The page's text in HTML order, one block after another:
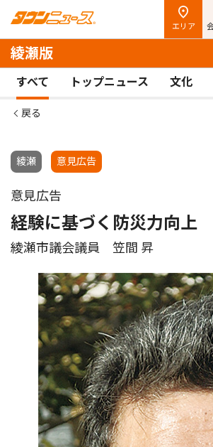
エリア
綾瀬版
すべて トップニュース 文化
戻る
綾瀬 意見広告
意見広告
経験に基づく防災力向上
綾瀬市議会議員 笠間 昇